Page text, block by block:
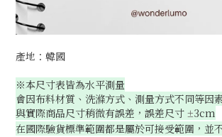
產地：韓國
※本尺寸表皆為水平測量
會因布料材質、洗滌方式、測量方式不同等因
與實際商品尺寸稍微有誤差，誤差尺寸 ±3cm
在國際驗貨標準範圍都是屬於可接受範圍，並